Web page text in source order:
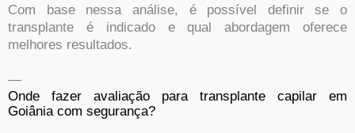
Com base nessa análise, é possível definir se o
transplante é indicado e qual abordagem oferece
melhores resultados.
—
Onde fazer avaliação para transplante capilar em
Goiânia com segurança?